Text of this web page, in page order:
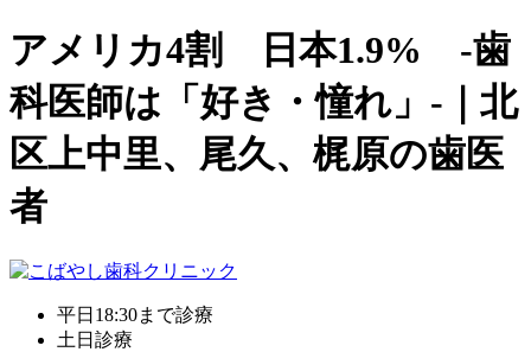
アメリカ4割 日本1.9% -歯
科医師は「好き・憧れ」-｜北
区上中里、尾久、梶原の歯医
者
平日18:30まで診療
土日診療